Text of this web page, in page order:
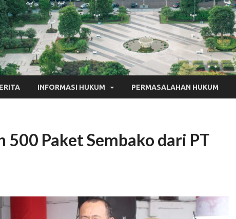
INFORMASI HUKUM PERMASALAHAN HUKUM
500 Paket Sembako dari PT